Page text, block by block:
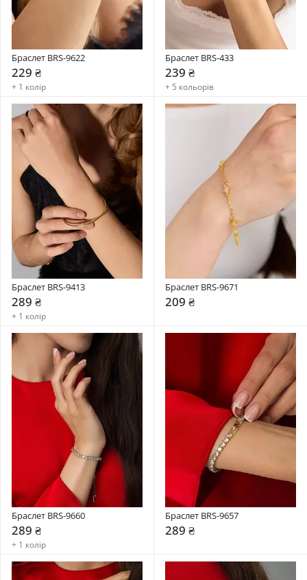
Браслет BRS-9622
229 ₴
+ 1 колір
Браслет BRS-433
239 ₴
+ 5 кольорів
Браслет BRS-9413
289 ₴
+ 1 колір
Браслет BRS-9671
209 ₴
Браслет BRS-9660
289 ₴
+ 1 колір
Браслет BRS-9657
289 ₴